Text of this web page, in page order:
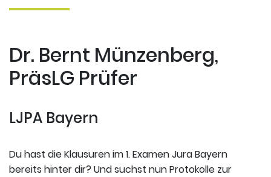
Dr. Bernt Münzenberg,
PräsLG Prüfer
LJPA Bayern
Du hast die Klausuren im 1. Examen Jura Bayern
bereits hinter dir? Und suchst nun Protokolle zur